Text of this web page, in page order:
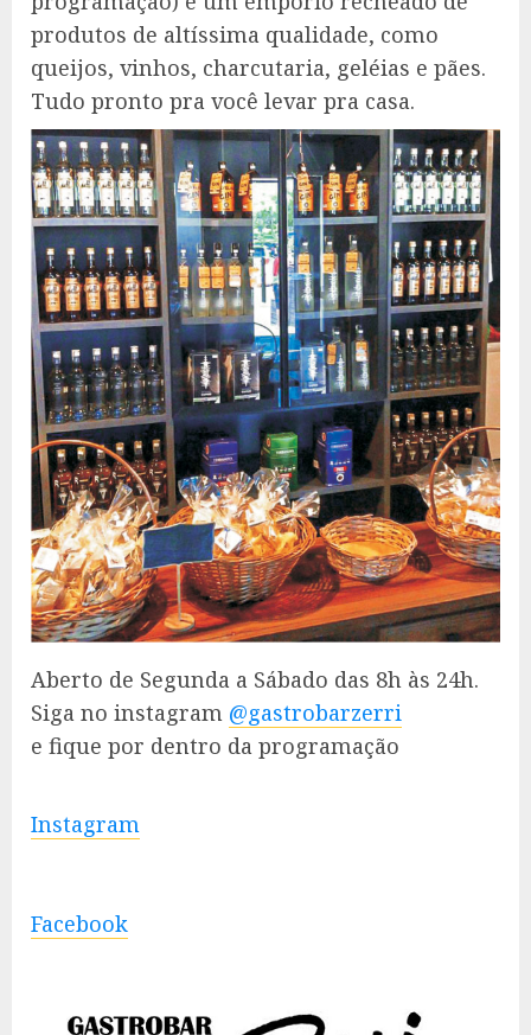
produtos de altíssima qualidade, como
queijos, vinhos, charcutaria, geléias e pães.
Tudo pronto pra você levar pra casa.
Aberto de Segunda a Sábado das 8h às 24h.
Siga no instagram @gastrobarzerri
e fique por dentro da programação
Instagram
Facebook